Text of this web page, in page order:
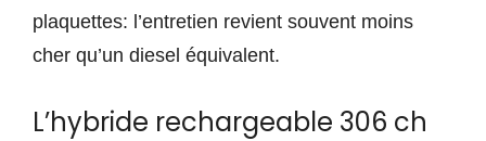
plaquettes: l’entretien revient souvent moins
cher qu’un diesel équivalent.
L’hybride rechargeable 306 ch